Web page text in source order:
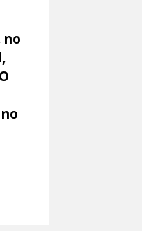
no